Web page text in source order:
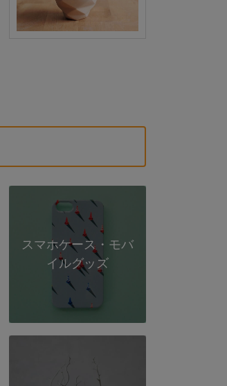
スマホケース・モバ
イルグッズ